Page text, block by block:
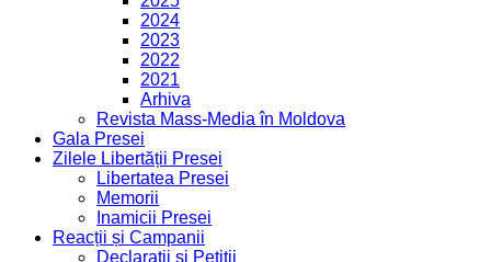
2024
2023
2022
2021
Arhiva
Revista Mass-Media în Moldova
Gala Presei
Zilele Libertății Presei
Libertatea Presei
Memorii
Inamicii Presei
Reacții și Campanii
Declarații și Petiții